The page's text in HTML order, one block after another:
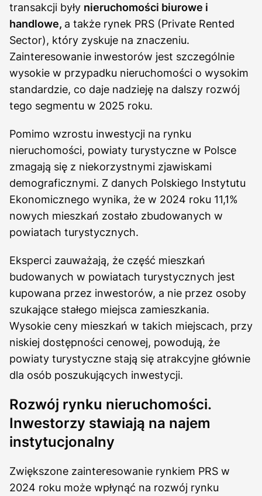
transakcji były nieruchomości biurowe i
handlowe, a także rynek PRS (Private Rented
Sector), który zyskuje na znaczeniu.
Zainteresowanie inwestorów jest szczególnie
wysokie w przypadku nieruchomości o wysokim
standardzie, co daje nadzieję na dalszy rozwój
tego segmentu w 2025 roku.
Pomimo wzrostu inwestycji na rynku
nieruchomości, powiaty turystyczne w Polsce
zmagają się z niekorzystnymi zjawiskami
demograficznymi. Z danych Polskiego Instytutu
Ekonomicznego wynika, że w 2024 roku 11,1%
nowych mieszkań zostało zbudowanych w
powiatach turystycznych.
Eksperci zauważają, że część mieszkań
budowanych w powiatach turystycznych jest
kupowana przez inwestorów, a nie przez osoby
szukające stałego miejsca zamieszkania.
Wysokie ceny mieszkań w takich miejscach, przy
niskiej dostępności cenowej, powodują, że
powiaty turystyczne stają się atrakcyjne głównie
dla osób poszukujących inwestycji.
Rozwój rynku nieruchomości.
Inwestorzy stawiają na najem
instytucjonalny
Zwiększone zainteresowanie rynkiem PRS w
2024 roku może wpłynąć na rozwój rynku